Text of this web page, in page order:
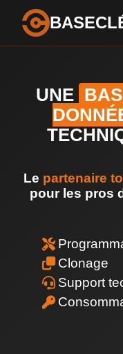
UNE
Le partenaire
pour les pros
Clonage
Support